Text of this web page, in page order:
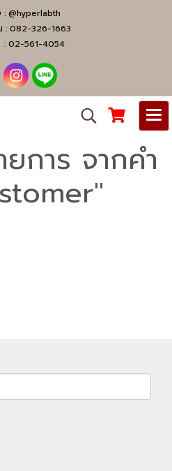
: @hyperlabth
: 082-326-1663
: 02-561-4054
การ จากคำ